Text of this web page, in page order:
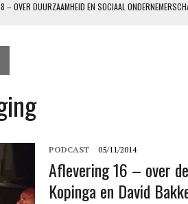
– OVER DUURZAAMHEID EN SOCIAAL
ZIEKTEN, MET TERRY DERKS
MET PIETER BREGMAN
PODCAST 05/11/2014
Aflevering 16 – over
Kopinga en David